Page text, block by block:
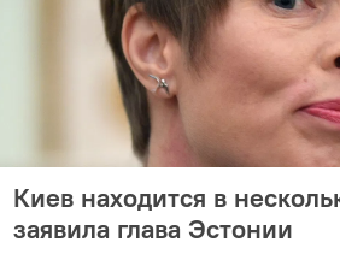
Киев находится в
заявила глава Эстонии